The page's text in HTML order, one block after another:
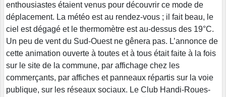
enthousiastes étaient venus pour découvrir ce mode de
déplacement. La météo est au rendez-vous ; il fait beau, le
ciel est dégagé et le thermomètre est au-dessus des 19°C.
Un peu de vent du Sud-Ouest ne gênera pas. L’annonce de
cette animation ouverte à toutes et à tous était faite à la fois
sur le site de la commune, par affichage chez les
commerçants, par affiches et panneaux répartis sur la voie
publique, sur les réseaux sociaux. Le Club Handi-Roues-